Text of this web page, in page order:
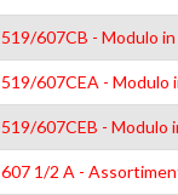
519/607CB - Modulo
519/607CEA - Modulo
519/607CEB - Modulo
607 1/2 A -